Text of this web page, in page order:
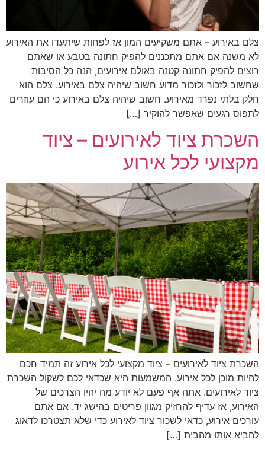
צלם באירוע – אתם משקיעים המון אז לפחות שיתעדו את האירוע
לא משנה אם אתם מתכננים להפיק חתונה בטבע או שאתם
רוצים להפיק חתונה קטנה באולם אירועים, הנה כל הסיבות
שחשוב לזכור ולזכור מדוע חשוב שיהיה צלם באירוע. צלם הוא
חלק בלתי נפרד מאירוע. חשוב שיהיה צלם באירוע כי הם עוזרים
לתפוס רגעים שאפשר להוקיר […]
השכרת ציוד לאירועים – ציוד
מקצועי לכל אירוע
השכרת ציוד לאירועים – ציוד מקצועי לכל אירוע זה תמיד חכם
להיות מוכן לכל אירוע. המשמעות היא שכדאי לכם לשקול השכרת
ציוד לאירועים. אתה אף פעם לא יודע מה יהיו הצרכים של
האירוע, אז עדיף להחזיק מגוון פריטים בהישג יד. אם אתם
עורכים אירוע, כדאי לשכור ציוד לאירוע כדי שלא תצטרכו לדאוג
להביא אותו מהבית […]